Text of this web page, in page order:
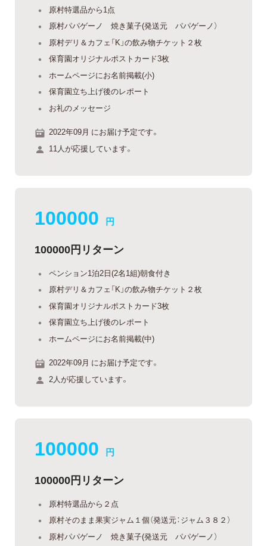
原村特選品から1点
原村パパゲーノ 焼き菓子(発送元 パパゲーノ）
原村デリ＆カフェ「K」の飲み物チケット２枚
保育園オリジナルポストカード3枚
ホームページにお名前掲載(小)
保育園立ち上げ後のレポート
お礼のメッセージ
2022年09月 にお届け予定です。
11人が応援しています。
100000 円
100000円リターン
ペンション1泊2日(2名1組)朝食付き
原村デリ＆カフェ「K」の飲み物チケット２枚
保育園オリジナルポストカード3枚
保育園立ち上げ後のレポート
ホームページにお名前掲載(中)
2022年09月 にお届け予定です。
2人が応援しています。
100000 円
100000円リターン
原村特選品から２点
原村そのまま果実ジャム１個（発送元：ジャム３８２）
原村パパゲーノ 焼き菓子(発送元 パパゲーノ）